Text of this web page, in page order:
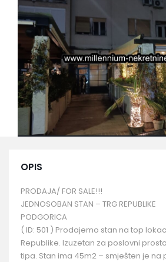
OPIS
PRODAJA/ FOR SALE!!!
JEDNOSOBAN STAN – TRG REPUBLIKE
PODGORICA
( ID: 501 ) Prodajemo stan na top
Republike. Izuzetan za poslovni
tipa. Stan ima 45m2 – smješten je na